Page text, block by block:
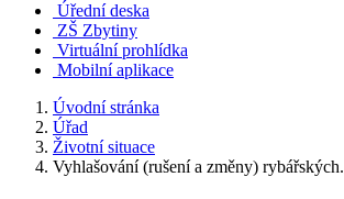
Úřední deska
ZŠ Zbytiny
Virtuální prohlídka
Mobilní aplikace
Úvodní stránka
Úřad
Životní situace
Vyhlašování (rušení a změny)